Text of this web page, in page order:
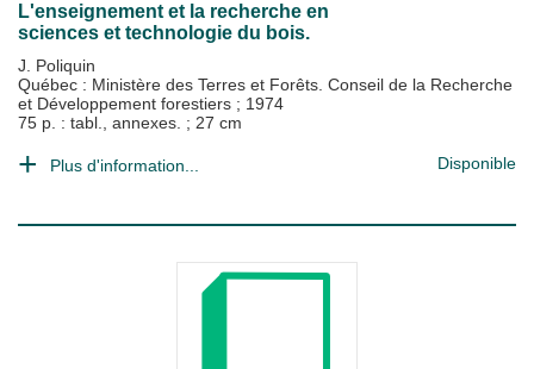
L'enseignement et la recherche en
sciences et technologie du bois.
J. Poliquin
Québec : Ministère des Terres et Forêts. Conseil de la Recherche
et Développement forestiers ; 1974
75 p. : tabl., annexes. ; 27 cm
Plus d'information... Disponible